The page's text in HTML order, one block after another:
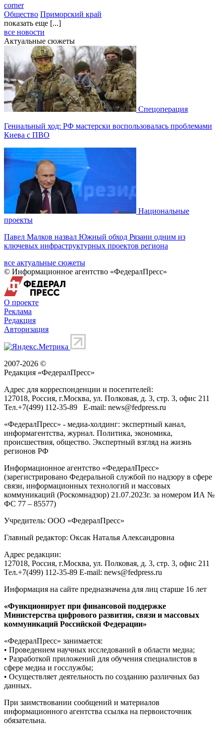
corner
Общество Приморский край
показать еще [...]
все новости
Актуальные сюжеты
Спецоперация
Гениальный ход: РФ мастерски воспользовалась проблемами
Киева с ПВО
Национальные
проекты
Павел Малков назвал Южный обход Рязани одним из
ключевых инфраструктурных проектов региона
все актуальные сюжеты
© Информационное агентство «ФедералПресс»
О проекте
Реклама
Редакция
Авторизация
2007-2026 ©
Редакция «ФедералПресс»
Адрес для корреспонденции и посетителей:
127018, Россия, г.Москва, ул. Полковая, д. 3, стр. 3, офис 211
Тел.+7(499) 112-35-89 E-mail: news@fedpress.ru
«ФедералПресс» - медиа-холдинг: экспертный канал,
информагентства, журнал. Политика, экономика,
происшествия, общество. Экспертный взгляд на жизнь
регионов РФ
Информационное агентство «ФедералПресс»
(зарегистрировано Федеральной службой по надзору в сфере
связи, информационных технологий и массовых
коммуникаций (Роскомнадзор) 21.07.2023г. за номером ИА №
ФС 77 – 85577)
Учредитель: ООО «ФедералПресс»
Главный редактор: Оксак Наталья Александровна
Адрес редакции:
127018, Россия, г.Москва, ул. Полковая, д. 3, стр. 3, офис 211
Тел.+7(499) 112-35-89 E-mail: news@fedpress.ru
Информация на сайте предназначена для лиц старше 16 лет
«Функционирует при финансовой поддержке
Министерства цифрового развития, связи и массовых
коммуникаций Российской Федерации»
«ФедералПресс» занимается:
• Проведением научных исследований в области медиа;
• Разработкой приложений для обучения специалистов в
сфере медиа и госслужбы;
• Осуществляет деятельность по созданию различных баз
данных.
При заимствовании сообщений и материалов
информационного агентства ссылка на первоисточник
обязательна.